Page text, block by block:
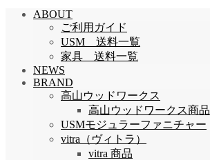
ABOUT
ご利用ガイド
USM 送料一覧
家具 送料一覧
NEWS
BRAND
高山ウッドワークス
高山ウッドワークス商品
USMモジュラーファニチャー
vitra（ヴィトラ）
vitra 商品